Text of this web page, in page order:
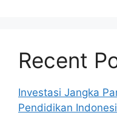
Recent
Investasi Jangka
Pendidikan